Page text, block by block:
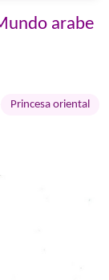
arabe
Princesa oriental